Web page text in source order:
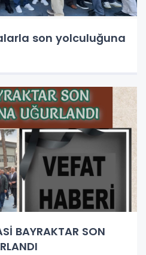
son yolculuğuna
BAYRAKTAR SON